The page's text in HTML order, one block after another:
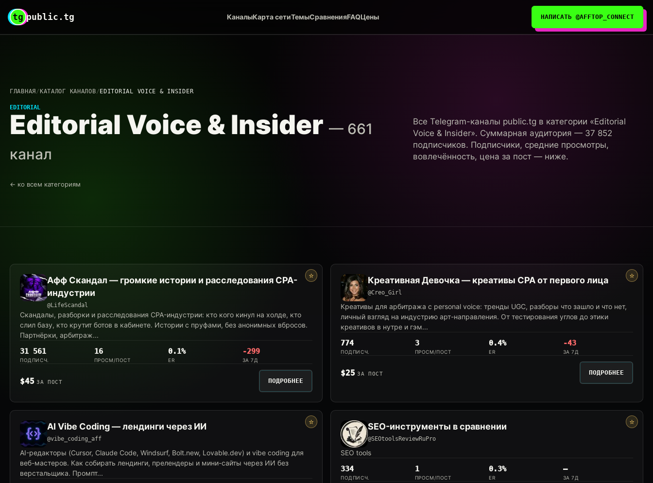
tg public.tg КаналыКарта сетиТемыСравненияFAQЦены НАПИСАТЬ @AFFTOP_CONNECT
ГЛАВНАЯ / КАТАЛОГ КАНАЛОВ/ EDITORIAL VOICE & INSIDER
EDITORIAL
Editorial Voice & Insider — 661
канал
Все Telegram-каналы public.tg в категории «Editorial
Voice & Insider». Суммарная аудитория — 37 852
подписчиков. Подписчики, средние просмотры,
вовлечённость, цена за пост — ниже.
← ко всем категориям
Каналы
категории
«Editorial
Voice
&
Insider»
⭐
Афф Скандал — громкие истории и расследования CPA-
индустрии
@LifeScandal
Скандалы, разборки и расследования CPA-индустрии: кто кого кинул на холде, кто
слил базу, кто крутит ботов в кабинете. Истории с пруфами, без анонимных вбросов.
Партнёрки, арбитраж...
31 561
ПОДПИСЧ.
16
ПРОСМ/ПОСТ
0.1%
ER
-299
ЗА 7Д
$45 ЗА ПОСТ ПОДРОБНЕЕ
⭐
Креативная Девочка — креативы CPA от первого лица
@Creo_Girl
Креативы для арбитража с personal voice: тренды UGC, разборы что зашло и что нет,
личный взгляд на индустрию арт-направления. От тестирования углов до этики
креативов в нутре и гэм...
774
ПОДПИСЧ.
3
ПРОСМ/ПОСТ
0.4%
ER
-43
ЗА 7Д
$25 ЗА ПОСТ ПОДРОБНЕЕ
⭐
AI Vibe Coding — лендинги через ИИ
@vibe_coding_aff
AI-редакторы (Cursor, Claude Code, Windsurf, Bolt.new, Lovable.dev) и vibe coding для
веб-мастеров. Как собирать лендинги, прелендеры и мини-сайты через ИИ без
верстальщика. Промпт...
⭐
SEO-инструменты в сравнении
@SEOtoolsReviewRuPro
SEO tools
334
ПОДПИСЧ.
1
ПРОСМ/ПОСТ
0.3%
ER
—
ЗА 7Д